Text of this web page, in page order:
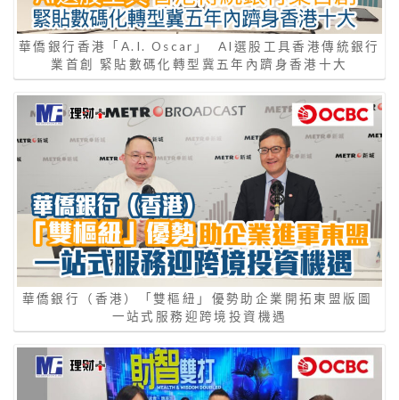
華僑銀行香港「A.I. Oscar」 AI選股工具香港傳統銀行
業首創 緊貼數碼化轉型冀五年內躋身香港十大
華僑銀行（香港）「雙樞紐」優勢助企業開拓東盟版圖
一站式服務迎跨境投資機遇